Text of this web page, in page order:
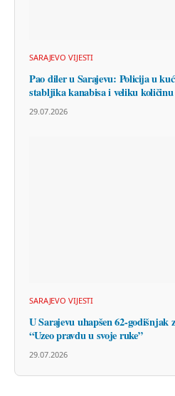
SARAJEVO VIJESTI
Pao diler u Sarajevu: Policija u
stabljika kanabisa i veliku
29.07.2026
SARAJEVO VIJESTI
U Sarajevu uhapšen 62-godišnjak
“Uzeo pravdu u svoje ruke”
29.07.2026